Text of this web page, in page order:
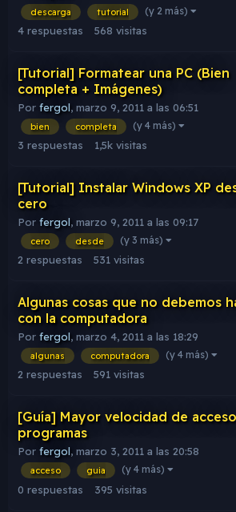
descarga tutorial (y 2 más)
4 respuestas 568 visitas
[Tutorial] Formatear una PC (Bien
completa + Imágenes)
Por fergol, marzo 9, 2011 a las 06:51
bien completa (y 4 más)
3 respuestas 1,5k visitas
[Tutorial] Instalar Windows XP
cero
Por fergol, marzo 9, 2011 a las 09:17
cero desde (y 3 más)
2 respuestas 531 visitas
Algunas cosas que no debemos
con la computadora
Por fergol, marzo 4, 2011 a las 18:29
algunas computadora (y 4 más)
2 respuestas 591 visitas
[Guía] Mayor velocidad de
programas
Por fergol, marzo 3, 2011 a las 20:58
acceso guia (y 4 más)
0 respuestas 395 visitas